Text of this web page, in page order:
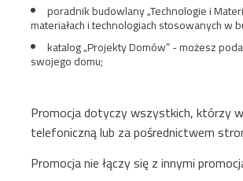
poradnik budowlany „Technologie i
materiałach i technologiach stosowanych w
katalog „Projekty Domów” - możesz
swojego domu;
Promocja dotyczy wszystkich, którzy
telefoniczną lub za pośrednictwem
Promocja nie łączy się z innymi